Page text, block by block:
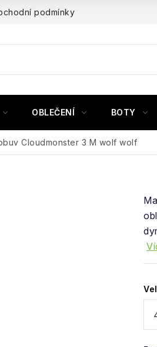
podmínky
OBLEČENÍ BOTY
Cloudmonster 3 M wolf wolf